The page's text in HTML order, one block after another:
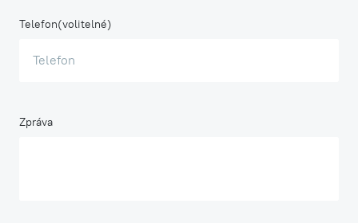
Telefon
Zpráva